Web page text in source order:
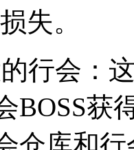
失。
行会：
BOSS获
仓库和